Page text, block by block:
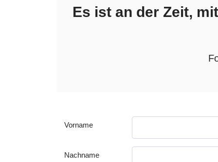
Es ist an der Zeit,
Vorname
Nachname